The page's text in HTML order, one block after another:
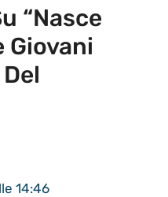
“Nasce
Giovani
14:46